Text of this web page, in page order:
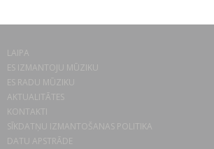
LAIPA
ES IZMANTOJU MŪZIKU
ES RADU MŪZIKU
AKTUALITĀTES
KONTAKTI
SĪKDATŅU IZMANTOŠANAS POLITIKA
DATU APSTRĀDE